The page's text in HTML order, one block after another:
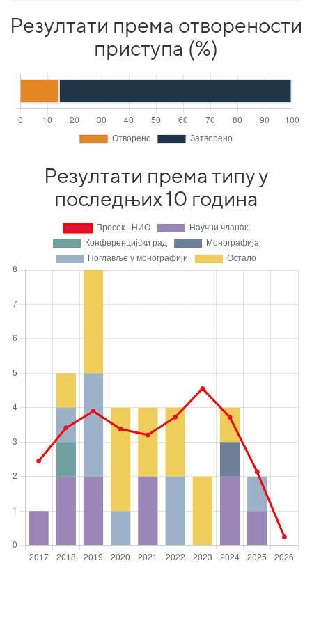
Резултати према отворености
приступа (%)
Резултати према типу у
последњих 10 година